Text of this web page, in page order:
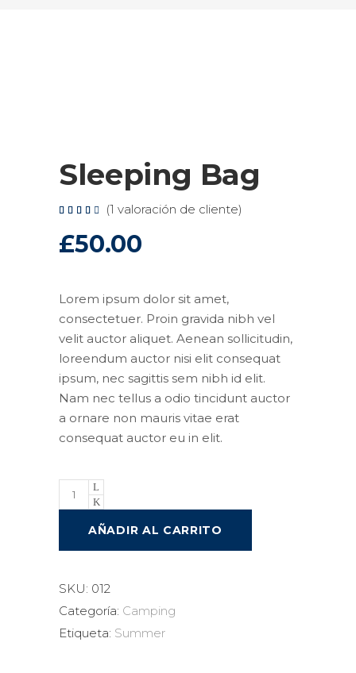
Sleeping Bag
Valorado
5
basado
1(1 valoración de cliente)
£50.00
Lorem ipsum dolor sit amet,
consectetuer. Proin gravida nibh vel
velit auctor aliquet. Aenean sollicitudin,
loreendum auctor nisi elit consequat
ipsum, nec sagittis sem nibh id elit.
Nam nec tellus a odio tincidunt auctor
a ornare non mauris vitae erat
consequat auctor eu in elit.
AÑADIR AL CARRITO
SKU: 012
Categoría: Camping
Etiqueta: Summer